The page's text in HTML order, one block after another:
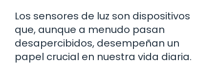
Los sensores de luz son dispositivos
que, aunque a menudo pasan
desapercibidos, desempeñan un
papel crucial en nuestra vida diaria.